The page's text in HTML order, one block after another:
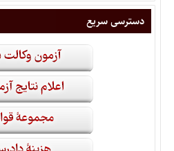
دسترسی سریع